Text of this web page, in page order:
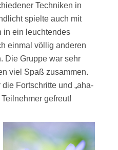
Techniken in
spielte auch mit
in ein leuchtendes
einmal völlig anderen
Die Gruppe war sehr
viel Spaß zusammen.
Fortschritte und „aha-
gefreut!